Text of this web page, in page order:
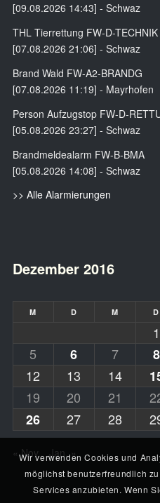
[09.08.2026 14:43] - Schwaz
THL Tierrettung FW-D-TECHNIK
[07.08.2026 21:06] - Schwaz
Brand Wald FW-A2-BRANDG
[07.08.2026 11:19] - Mayrhofen
Person Aufzugstop FW-D-
[05.08.2026 23:27] - Schwaz
Brandmeldealarm FW-B-BMA
[05.08.2026 14:08] - Schwaz
>> Alle Alarmierungen
Dezember 2016
M D M D
1
5
6 7 8
12
13 14
19
20 21
26
27 28
« Nov. Jan. »
Wir verwenden Cookies und
möglichst benutzerfreundlich
Services anzubieten. Wenn